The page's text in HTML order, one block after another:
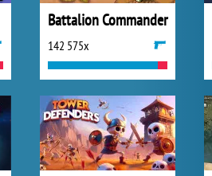
Battalion Commander
142 575x